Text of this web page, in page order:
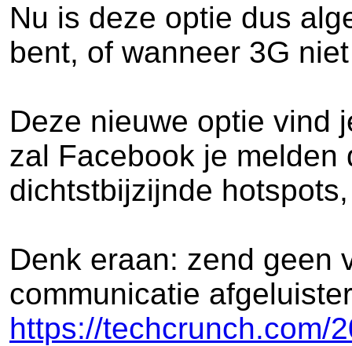
Nu is deze optie dus
bent, of wanneer 3G
Deze nieuwe optie vind
zal Facebook je
dichtstbijzijnde
Denk eraan: zend geen
communicatie
https://techcrunch.com/